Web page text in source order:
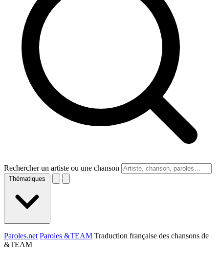
Rechercher un artiste ou une chanson
Thématiques
Paroles.net Paroles &TEAM Traduction française des chansons de
&TEAM